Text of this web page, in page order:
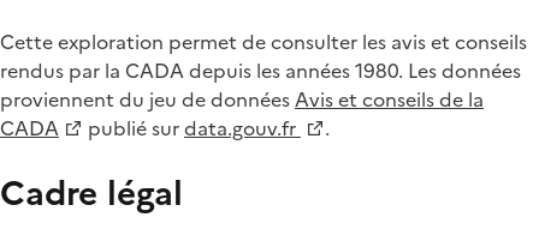
Cette exploration permet de consulter les avis et conseils
rendus par la CADA depuis les années 1980. Les données
proviennent du jeu de donnéesAvis et conseils de la
CADA
publié surdata.gouv.fr .
Cadre légal